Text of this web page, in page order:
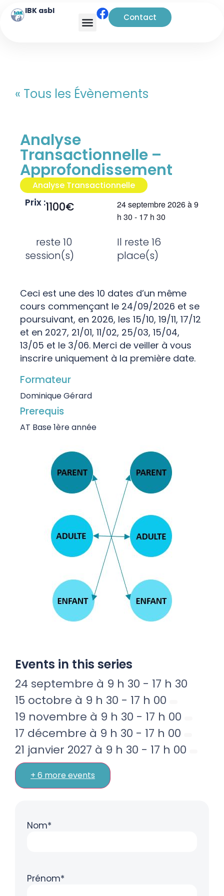
IBK asbl
Contact
« Tous les Évènements
Analyse
Transactionnelle –
Approfondissement
Analyse Transactionnelle
Prix :1100€ 24 septembre 2026à9
h 30 - 17 h 30
reste 10
session(s)
Il reste 16
place(s)
Ceci est une des 10 dates d’un même
cours commençant le 24/09/2026 et se
poursuivant, en 2026, les 15/10, 19/11, 17/12
et en 2027, 21/01, 11/02, 25/03, 15/04,
13/05 et le 3/06. Merci de veiller à vous
inscrire uniquement à la première date.
Formateur
Dominique Gérard
Prerequis
AT Base 1ère année
Events in this series
24 septembre à 9 h 30 - 17 h 30
15 octobre à 9 h 30 - 17 h 00
19 novembre à 9 h 30 - 17 h 00
17 décembre à 9 h 30 - 17 h 00
21 janvier 2027 à 9 h 30 - 17 h 00
+ 6 more events
Nom*
Prénom*